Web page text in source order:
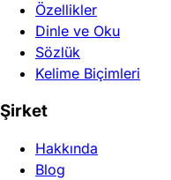
Özellikler
Dinle ve Oku
Sözlük
Kelime Biçimleri
Şirket
Hakkında
Blog